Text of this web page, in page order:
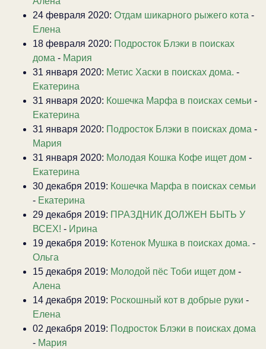
24 февраля 2020: Отдам шикарного рыжего кота -
Елена
18 февраля 2020: Подросток Блэки в поисках
дома - Мария
31 января 2020: Метис Хаски в поисках дома. -
Екатерина
31 января 2020: Кошечка Марфа в поисках семьи -
Екатерина
31 января 2020: Подросток Блэки в поисках дома -
Мария
31 января 2020: Молодая Кошка Кофе ищет дом -
Екатерина
30 декабря 2019: Кошечка Марфа в поисках семьи
- Екатерина
29 декабря 2019: ПРАЗДНИК ДОЛЖЕН БЫТЬ У
ВСЕХ! - Ирина
19 декабря 2019: Котенок Мушка в поисках дома. -
Ольга
15 декабря 2019: Молодой пёс Тоби ищет дом -
Алена
14 декабря 2019: Роскошный кот в добрые руки -
Елена
02 декабря 2019: Подросток Блэки в поисках дома
- Мария